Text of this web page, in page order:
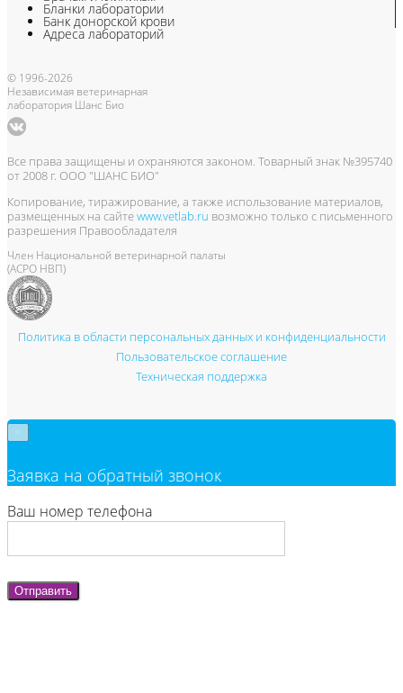
Бланки лаборатории
Банк донорской крови
Адреса лабораторий
© 1996-2026
Независимая ветеринарная
лаборатория Шанс Био
Все права защищены и охраняются законом. Товарный знак №395740
от 2008 г. ООО "ШАНС БИО"
Копирование, тиражирование, а также использование материалов,
размещенных на сайтеwww.vetlab.ru возможно только с письменного
разрешения Правообладателя
Член Национальной ветеринарной палаты
(АСРО НВП)
Политика в области персональных данных и конфиденциальности
Пользовательское соглашение
Техническая поддержка
Заявка на обратный звонок
Ваш номер телефона
Отправить